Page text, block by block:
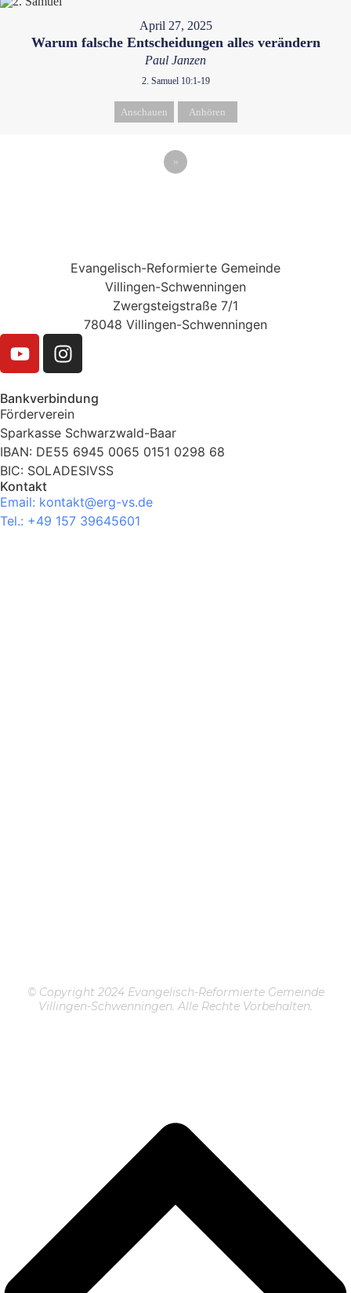
April 27, 2025
Warum falsche Entscheidungen alles verändern
Paul Janzen
2. Samuel 10:1-19
Anschauen Anhören
»
Evangelisch-Reformierte Gemeinde
Villingen-Schwenningen
Zwergsteigstraße 7/1
78048 Villingen-Schwenningen
Bankverbindung
Förderverein
Sparkasse Schwarzwald-Baar
IBAN: DE55 6945 0065 0151 0298 68
BIC: SOLADESIVSS
Kontakt
Email: kontakt@erg-vs.de
Tel.: +49 157 39645601
© Copyright 2024 Evangelisch-Reformierte Gemeinde
Villingen-Schwenningen. Alle Rechte Vorbehalten.